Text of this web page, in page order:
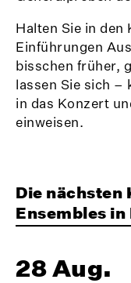
Halten Sie in den
Einführungen
bisschen früher,
lassen Sie sich –
in das Konzert
einweisen.
Die nächsten
Ensembles
28 Aug.